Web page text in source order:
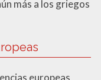
más a los griegos
europeas